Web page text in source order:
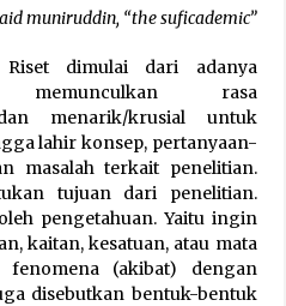
muniruddin, “the suficademic”
Riset dimulai dari adanya
rasa
dan menarik/krusial untuk
lahir konsep, pertanyaan-
masalah terkait penelitian.
tujuan dari penelitian.
pengetahuan. Yaitu ingin
kaitan, kesatuan, atau mata
(akibat) dengan
disebutkan bentuk-bentuk